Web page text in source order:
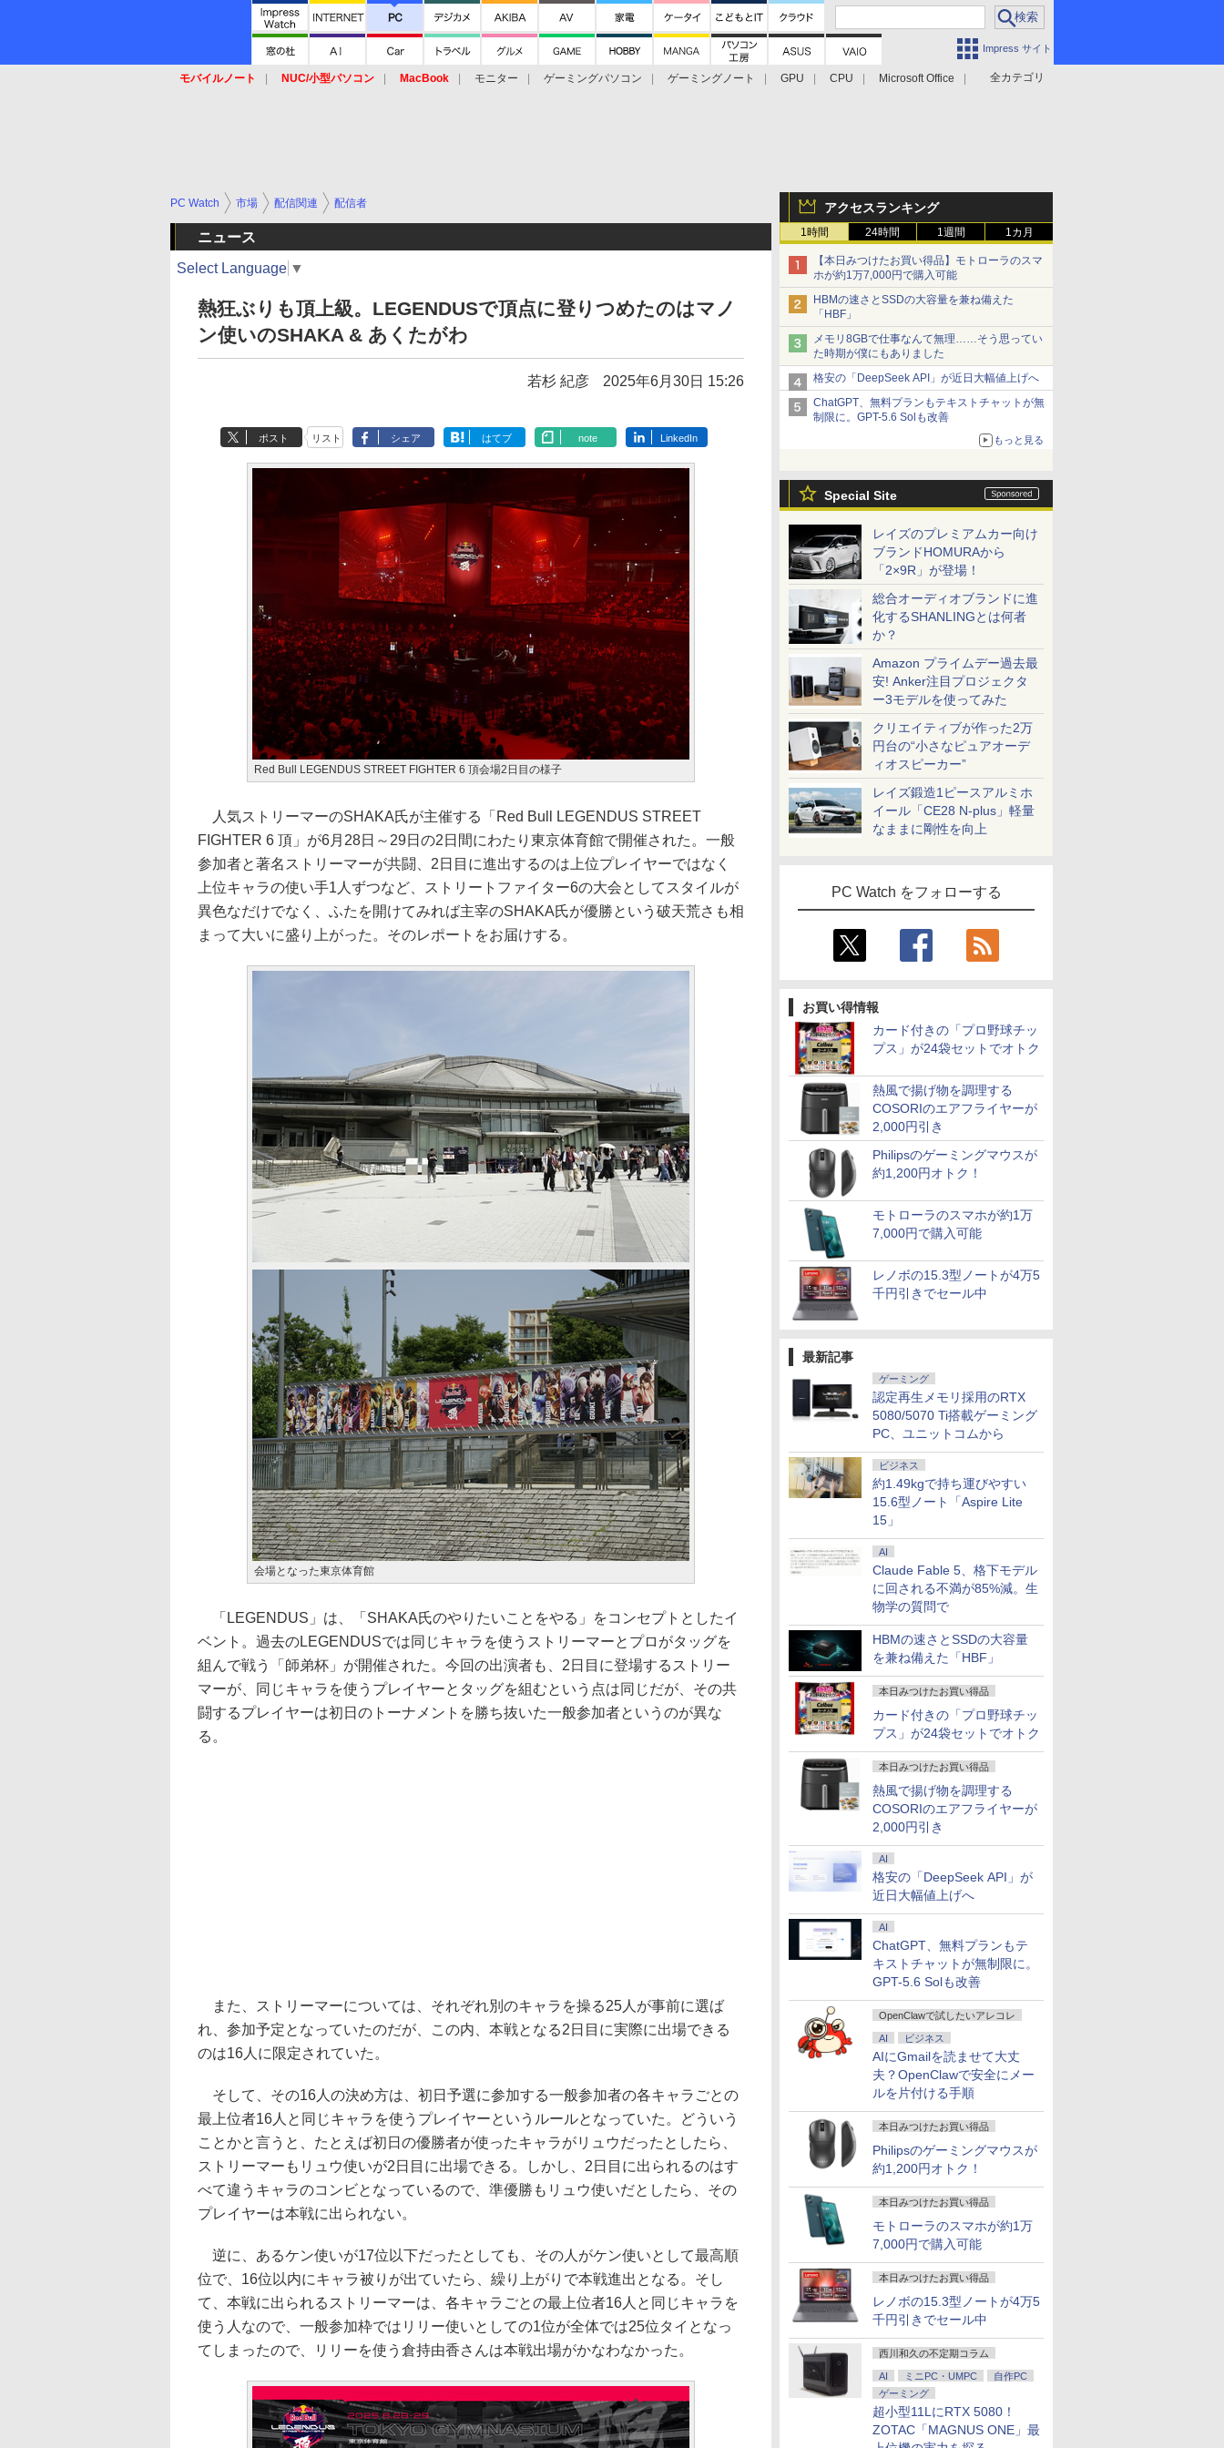
Impress サイト
全カテゴリ
モバイルノート NUC/小型パソコン MacBook モニター ゲーミングパソコン ゲーミングノート GPU CPU
Microsoft Office
アクセスランキング
1時間 24時間 1週間 1カ月
【本日みつけたお買い得品】モトローラのスマ
ホが約1万7,000円で購入可能
HBMの速さとSSDの大容量を兼ね備えた
「HBF」
メモリ8GBで仕事なんて無理……そう思ってい
た時期が僕にもありました
格安の「DeepSeek API」が近日大幅値上げへ
ChatGPT、無料プランもテキストチャットが無
制限に。GPT-5.6 Solも改善
もっと見る
Special Site
レイズのプレミアムカー向け
ブランドHOMURAから
「2×9R」が登場！
総合オーディオブランドに進
化するSHANLINGとは何者
か？
Amazon プライムデー過去最
安! Anker注目プロジェクタ
ー3モデルを使ってみた
クリエイティブが作った2万
円台の“小さなピュアオーデ
ィオスピーカー”
レイズ鍛造1ピースアルミホ
イール「CE28 N-plus」軽量
なままに剛性を向上
PC Watch をフォローする
お買い得情報
カード付きの「プロ野球チッ
プス」が24袋セットでオトク
熱風で揚げ物を調理する
COSORIのエアフライヤーが
2,000円引き
Philipsのゲーミングマウスが
約1,200円オトク！
モトローラのスマホが約1万
7,000円で購入可能
レノボの15.3型ノートが4万5
千円引きでセール中
最新記事
ゲーミング
認定再生メモリ採用のRTX
5080/5070 Ti搭載ゲーミング
PC、ユニットコムから
ビジネス
約1.49kgで持ち運びやすい
15.6型ノート「Aspire Lite
15」
AI
Claude Fable 5、格下モデル
に回される不満が85%減。生
物学の質問で
HBMの速さとSSDの大容量
を兼ね備えた「HBF」
本日みつけたお買い得品
カード付きの「プロ野球チッ
プス」が24袋セットでオトク
本日みつけたお買い得品
熱風で揚げ物を調理する
COSORIのエアフライヤーが
2,000円引き
AI
格安の「DeepSeek API」が
近日大幅値上げへ
AI
ChatGPT、無料プランもテ
キストチャットが無制限に。
GPT-5.6 Solも改善
OpenClawで試したいアレコレ
AI ビジネス
AIにGmailを読ませて大丈
夫？OpenClawで安全にメー
ルを片付ける手順
本日みつけたお買い得品
Philipsのゲーミングマウスが
約1,200円オトク！
本日みつけたお買い得品
モトローラのスマホが約1万
7,000円で購入可能
本日みつけたお買い得品
レノボの15.3型ノートが4万5
千円引きでセール中
西川和久の不定期コラム
AI ミニPC・UMPC
自作PC
ゲーミング
超小型11LにRTX 5080！
ZOTAC「MAGNUS ONE」最
PC Watch 市場 配信関連 配信者
ニュース
Select Language ▼
熱狂ぶりも頂上級。LEGENDUSで頂点に登りつめたのはマノ
ン使いのSHAKA & あくたがわ
若杉 紀彦 2025年6月30日 15:26
ポスト リスト シェア はてブ note LinkedIn
Red Bull LEGENDUS STREET FIGHTER 6 頂会場2日目の様子
人気ストリーマーのSHAKA氏が主催する「Red Bull LEGENDUS STREET
FIGHTER 6 頂」が6月28日～29日の2日間にわたり東京体育館で開催された。一般
参加者と著名ストリーマーが共闘、2日目に進出するのは上位プレイヤーではなく
上位キャラの使い手1人ずつなど、ストリートファイター6の大会としてスタイルが
異色なだけでなく、ふたを開けてみれば主宰のSHAKA氏が優勝という破天荒さも相
まって大いに盛り上がった。そのレポートをお届けする。
会場となった東京体育館
「LEGENDUS」は、「SHAKA氏のやりたいことをやる」をコンセプトとしたイ
ベント。過去のLEGENDUSでは同じキャラを使うストリーマーとプロがタッグを
組んで戦う「師弟杯」が開催された。今回の出演者も、2日目に登場するストリー
マーが、同じキャラを使うプレイヤーとタッグを組むという点は同じだが、その共
闘するプレイヤーは初日のトーナメントを勝ち抜いた一般参加者というのが異な
る。
また、ストリーマーについては、それぞれ別のキャラを操る25人が事前に選ば
れ、参加予定となっていたのだが、この内、本戦となる2日目に実際に出場できる
のは16人に限定されていた。
そして、その16人の決め方は、初日予選に参加する一般参加者の各キャラごとの
最上位者16人と同じキャラを使うプレイヤーというルールとなっていた。どういう
ことかと言うと、たとえば初日の優勝者が使ったキャラがリュウだったとしたら、
ストリーマーもリュウ使いが2日目に出場できる。しかし、2日目に出られるのはす
べて違うキャラのコンビとなっているので、準優勝もリュウ使いだとしたら、その
プレイヤーは本戦に出られない。
逆に、あるケン使いが17位以下だったとしても、その人がケン使いとして最高順
位で、16位以内にキャラ被りが出ていたら、繰り上がりで本戦進出となる。そし
て、本戦に出られるストリーマーは、各キャラごとの最上位者16人と同じキャラを
使う人なので、一般参加枠ではリリー使いとしての1位が全体では25位タイとなっ
てしまったので、リリーを使う倉持由香さんは本戦出場がかなわなかった。